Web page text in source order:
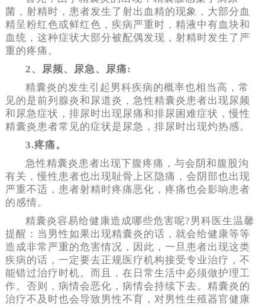
菌，射精时，患者发生了射出血精的现象，大部分血
精呈粉红色或鲜红色，疾病严重时，精液中有血块和
血统，这种症状大部分被配偶发现，射精时发生了严
重的疼痛。
2、尿频、尿急、尿痛:
精囊炎的发生引起男科疾病的概率也相当高，常
见的是前列腺炎和尿道炎，急性精囊炎患者出现尿频
和尿急症状，排尿时出现尿痛和排尿困难症状，慢性
精囊炎患者常见的症状是尿急，排尿时出现灼热感。
3.疼痛。
急性精囊炎患者出现下腹疼痛，与会阴和腹股沟
有关，慢性患者也出现耻骨上区隐痛，会阴部也出现
严重不适，患者射精时疼痛恶化，疼痛也会影响患者
的感情。
精囊炎容易给健康造成哪些危害呢?男科医生温馨
提醒：当男性如果出现精囊炎的话，就会给健康等等
造成非常严重的危害情况，因此，一旦患者出现这类
疾病的话，一定要去正规医疗机构接受专业治疗，不
能错过治疗时机。而且，在日常生活中必须做护理工
作。否则，病情会恶化，病情会持续下去。精囊炎的
治疗不及时也会导致男性不育，对男性生殖器官健康